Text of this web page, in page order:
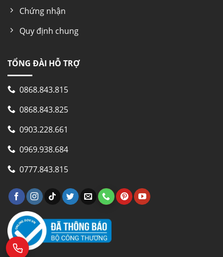
Chứng nhận
Quy định chung
TỔNG ĐÀI HỖ TRỢ
0868.843.815
0868.843.825
0903.228.661
0969.938.684
0777.843.815